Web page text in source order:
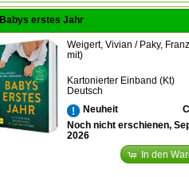
Babys erstes Jahr
Weigert, Vivian / Paky,
mit)
Kartonierter Einband (Kt)
Deutsch
Neuheit
Noch nicht erschienen,
2026
In den